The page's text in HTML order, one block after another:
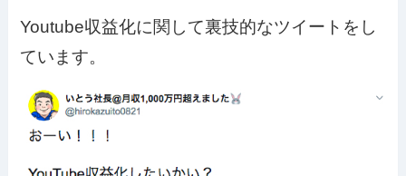
Youtube収益化に関して裏技的なツイートをし
ています。